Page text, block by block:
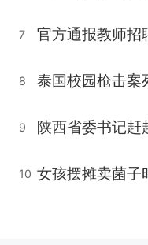
7
8 泰国校园枪击案
9 陕西省委书记赶
10